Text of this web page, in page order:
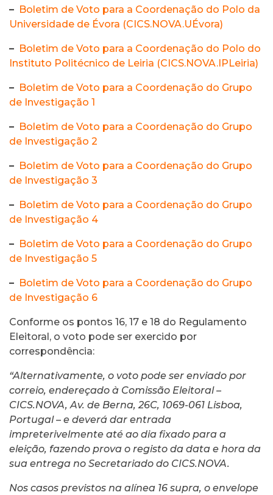
– Boletim de Voto para a Coordenação do Polo da
Universidade de Évora (CICS.NOVA.UÉvora)
– Boletim de Voto para a Coordenação do Polo do
Instituto Politécnico de Leiria (CICS.NOVA.IPLeiria)
– Boletim de Voto para a Coordenação do Grupo
de Investigação 1
– Boletim de Voto para a Coordenação do Grupo
de Investigação 2
– Boletim de Voto para a Coordenação do Grupo
de Investigação 3
– Boletim de Voto para a Coordenação do Grupo
de Investigação 4
– Boletim de Voto para a Coordenação do Grupo
de Investigação 5
– Boletim de Voto para a Coordenação do Grupo
de Investigação 6
Conforme os pontos 16, 17 e 18 do Regulamento
Eleitoral, o voto pode ser exercido por
correspondência:
“Alternativamente, o voto pode ser enviado por
correio, endereçado à Comissão Eleitoral –
CICS.NOVA, Av. de Berna, 26C, 1069-061 Lisboa,
Portugal – e deverá dar entrada
impreterivelmente até ao dia fixado para a
eleição, fazendo prova o registo da data e hora da
sua entrega no Secretariado do CICS.NOVA.
Nos casos previstos na alínea 16 supra, o envelope